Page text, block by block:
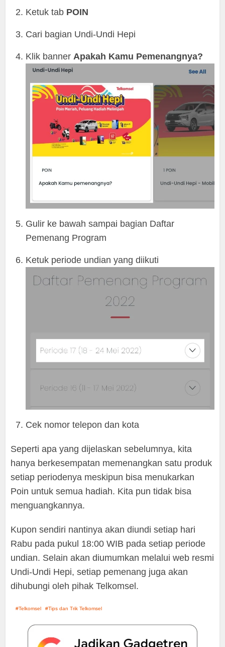
Ketuk tab POIN
Cari bagian Undi-Undi Hepi
Klik bannerApakah Kamu Pemenangnya?
Gulir ke bawah sampai bagian Daftar
Pemenang Program
Ketuk periode undian yang diikuti
Cek nomor telepon dan kota
Seperti apa yang dijelaskan sebelumnya, kita
hanya berkesempatan memenangkan satu produk
setiap periodenya meskipun bisa menukarkan
Poin untuk semua hadiah. Kita pun tidak bisa
menguangkannya.
Kupon sendiri nantinya akan diundi setiap hari
Rabu pada pukul 18:00 WIB pada setiap periode
undian. Selain akan diumumkan melalui web resmi
Undi-Undi Hepi, setiap pemenang juga akan
dihubungi oleh pihak Telkomsel.
Telkomsel Tips dan Trik Telkomsel